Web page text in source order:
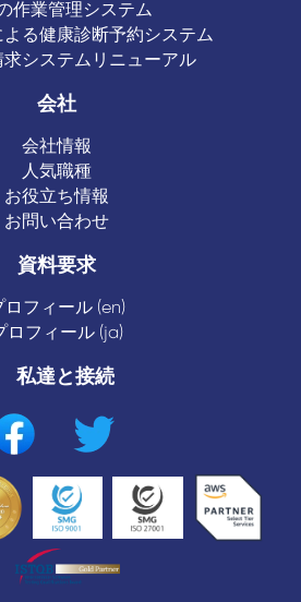
作業管理システム
よる健康診断予約システム
システムリニューアル
会社
会社情報
人気職種
お役立ち情報
お問い合わせ
資料要求
ロフィール (en)
ロフィール (ja)
私達と接続